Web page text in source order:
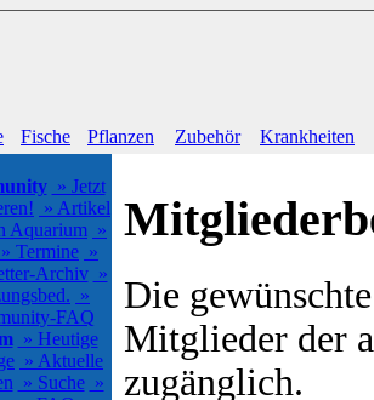
Fische Pflanzen Zubehör Krankheiten
» Jetzt
» Artikel
Aquarium »
» Termine »
Archiv »
»
FAQ
» Heutige
» Aktuelle
» Suche »
Die
Mitglieder der
zugänglich.